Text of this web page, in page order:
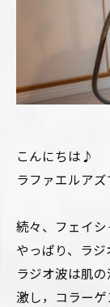
こんにちは♪
ラファエルア
続々、フェイ
やっぱり、ラ
ラジオ波は肌
激し，コラー